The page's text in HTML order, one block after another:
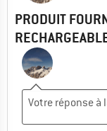
PRODUIT